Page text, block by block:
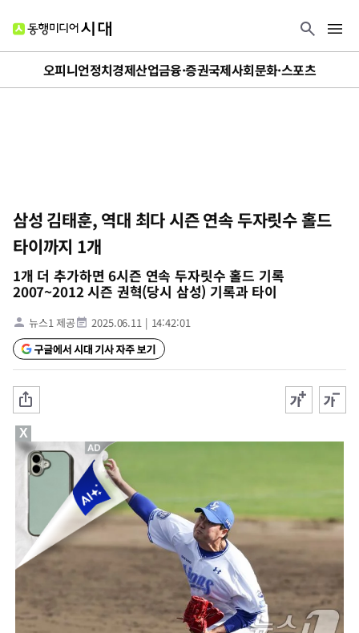
오피니언정치경제산업금융·증권국제사회문화·스포츠
삼성 김태훈, 역대 최다 시즌 연속 두자릿수 홀드
타이까지 1개
1개 더 추가하면 6시즌 연속 두자릿수 홀드 기록
2007~2012 시즌 권혁(당시 삼성) 기록과 타이
뉴스1 제공 2025.06.11 | 14:42:01
X